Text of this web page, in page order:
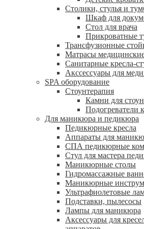
Столики, стулья и
Шкаф для
Стол для врача
Прикроватные
Трансфузионные
Матрасы
Санитарные кресла-
Акссессуары для
SPA оборудование
Стоунтерапия
Камни для
Подогреватели
Для маникюра и педикюра
Педикюрные кресла
Аппараты для
СПА педикюрные
Стул для мастера
Маникюрные столы
Гидромассажные
Маникюрные
Ультрафиолетовые
Подставки, пылесосы
Лампы для маникюра
Аксессуары для